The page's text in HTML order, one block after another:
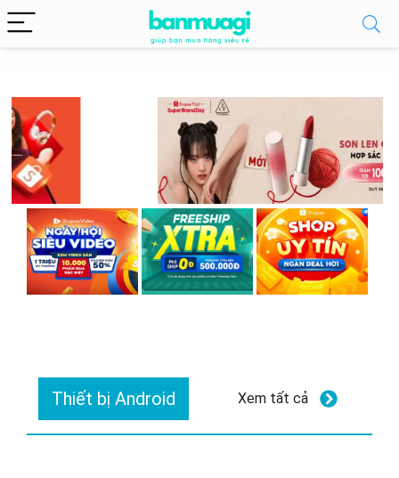
Thiết bị Android Xem tất cả